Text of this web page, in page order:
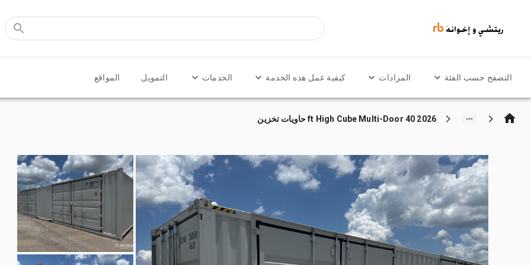
التصفح حسب الفئة المزادات كيفية عمل هذه الخدمة الخدمات التمويل المواقع
2026 40 ft High Cube Multi-Door حاويات تخزين